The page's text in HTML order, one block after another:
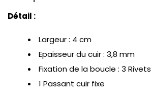
Détail :
Largeur : 4 cm
Epaisseur du cuir : 3,8 mm
Fixation de la boucle : 3
1 Passant cuir fixe